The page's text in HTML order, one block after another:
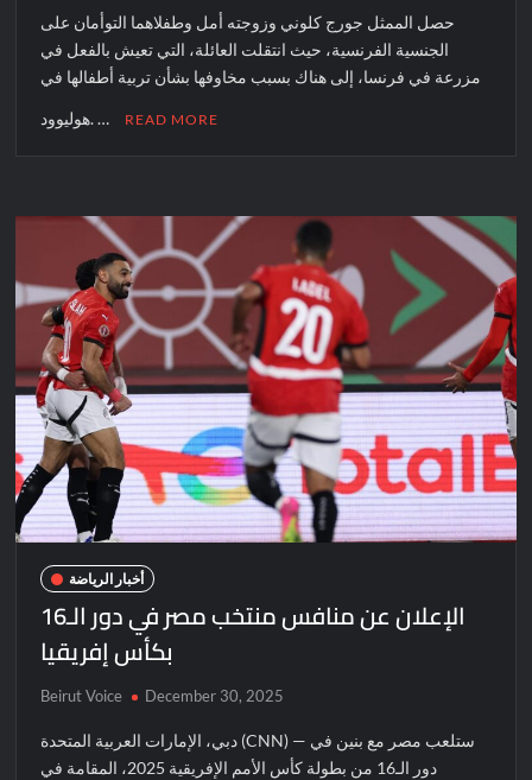
حصل الممثل جورج كلوني وزوجته أمل وطفلاهما التوأمان على
الجنسية الفرنسية، حيث انتقلت العائلة، التي تعيش بالفعل في
مزرعة في فرنسا، إلى هناك بسبب مخاوفها بشأن تربية أطفالها في
هوليوود. … READ MORE
أخبار الرياضة
الإعلان عن منافس منتخب مصر في دور الـ16
بكأس إفريقيا
Beirut Voice December 30, 2025
دبي، الإمارات العربية المتحدة (CNN) — ستلعب مصر مع بنين في
دور الـ16 من بطولة كأس الأمم الإفريقية 2025، المقامة في